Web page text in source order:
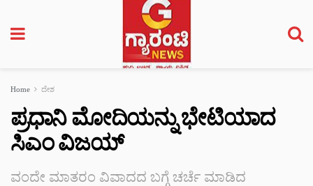
Home ದೇಶ
ಪ್ರಧಾನಿ ಮೋದಿಯನ್ನು ಭೇಟಿಯಾದ
ಸಿಎಂ ವಿಜಯ್
ವಂದೇ ಮಾತರಂ ವಿವಾದದ ಬಗ್ಗೆ ಚರ್ಚೆ ಮಾಡಿದ